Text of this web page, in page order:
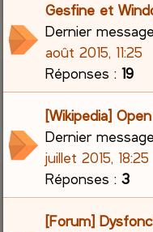
Gesfine et
Dernier
août 2015, 11:25
Réponses :19
[Wikipedia]
Dernier
juillet 2015, 18:25
Réponses :3
[Forum]